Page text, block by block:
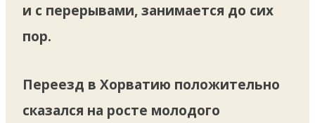
и с перерывами, занимается до сих
пор.
Переезд в Хорватию положительно
сказался на росте молодого